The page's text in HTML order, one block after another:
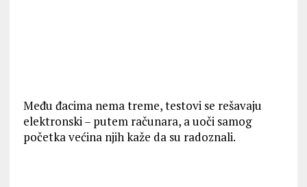
Među đacima nema treme, testovi se rešavaju
elektronski – putem računara, a uoči samog
početka većina njih kaže da su radoznali.